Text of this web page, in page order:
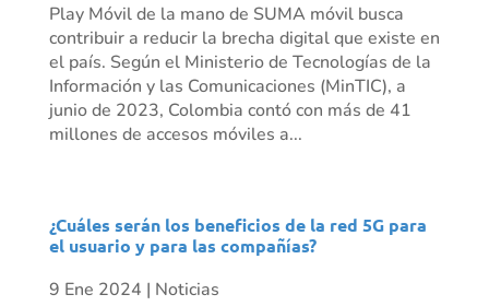
Play Móvil de la mano de SUMA móvil busca
contribuir a reducir la brecha digital que existe en
el país. Según el Ministerio de Tecnologías de la
Información y las Comunicaciones (MinTIC), a
junio de 2023, Colombia contó con más de 41
millones de accesos móviles a...
¿Cuáles serán los beneficios de la red 5G para
el usuario y para las compañías?
9 Ene 2024 | Noticias